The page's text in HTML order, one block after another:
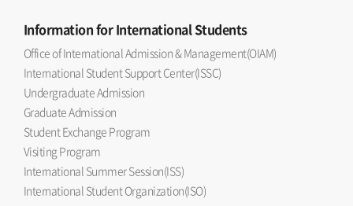
Informationfor International Students
Office of International Admission & Management(OIAM)
International Student Support Center(ISSC)
Undergraduate Admission
Graduate Admission
Student Exchange Program
Visiting Program
International Summer Session(ISS)
International Student Organization(ISO)